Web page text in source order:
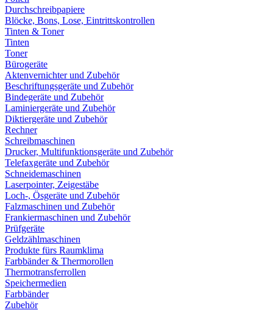
Durchschreibpapiere
Blöcke, Bons, Lose, Eintrittskontrollen
Tinten & Toner
Tinten
Toner
Bürogeräte
Aktenvernichter und Zubehör
Beschriftungsgeräte und Zubehör
Bindegeräte und Zubehör
Laminiergeräte und Zubehör
Diktiergeräte und Zubehör
Rechner
Schreibmaschinen
Drucker, Multifunktionsgeräte und Zubehör
Telefaxgeräte und Zubehör
Schneidemaschinen
Laserpointer, Zeigestäbe
Loch-, Ösgeräte und Zubehör
Falzmaschinen und Zubehör
Frankiermaschinen und Zubehör
Prüfgeräte
Geldzählmaschinen
Produkte fürs Raumklima
Farbbänder & Thermorollen
Thermotransferrollen
Speichermedien
Farbbänder
Zubehör